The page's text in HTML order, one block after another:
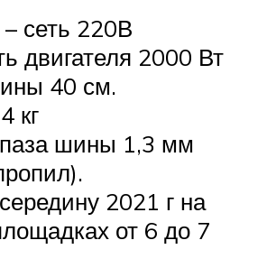
сеть 220В
двигателя 2000 Вт
40 см.
кг
шины 1,3 мм
2021 г на
от 6 до 7